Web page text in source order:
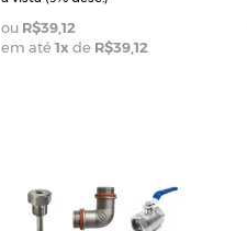
R$39,12
em até 1x de R$39,12